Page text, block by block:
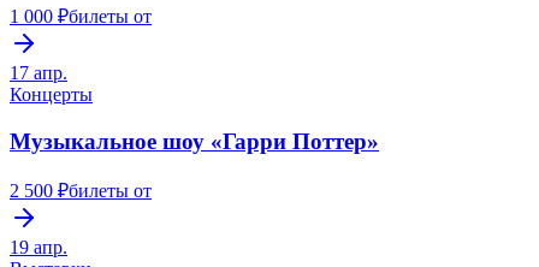
1 000 ₽билеты от
17 апр.
Концерты
Музыкальное шоу «Гарри Поттер»
2 500 ₽билеты от
19 апр.